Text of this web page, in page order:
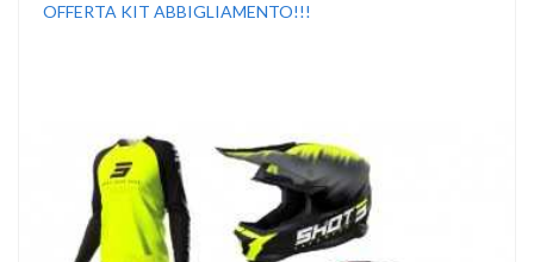
OFFERTA KIT ABBIGLIAMENTO!!!